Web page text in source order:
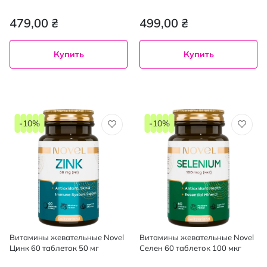
479,00 ₴
Купить
499,00 ₴
Купить
Витамины жевательные Novel
Цинк 60 таблеток 50 мг
-10%
Витамины жевательные Novel
Cелен 60 таблеток 100 мкг
-10%